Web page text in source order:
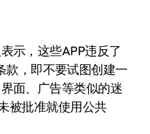
示，这些APP违反了
款，即不要试图创建一
面、广告等类似的迷
被批准就使用公共